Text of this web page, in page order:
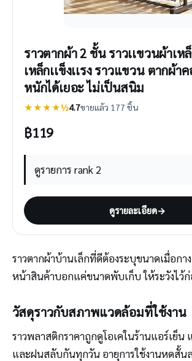
ราวตากผ้า 2 ชั้น ราวเเขวนผ้าเห
เหล็กเเข็งเเรง ราวแขวน ตากผ้า
หนักได้เยอะ ไม่เป็นสนิม
★★★★½4.7ขายแล้ว 177 ชิ้น
฿119
ดูรายการ rank 2
ดูรายละเอียด→
ราวตากผ้าบ้านเล็กที่ดีต้องระบุขนาดเมื่อกา
หน้าสินค้าบอกแค่ขนาดพับเก็บ ให้ระวังไว้
วัสดุราวกับสภาพแวดล้อมที่ใช้งาน
ราวพลาสติกราคาถูกดูโอเคในร้านแอร์เย็
และฝนสลับกันทุกวัน อายุการใช้งานหดสั้น